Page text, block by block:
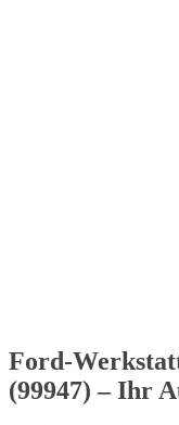
Ford-
(99947) – Ihr